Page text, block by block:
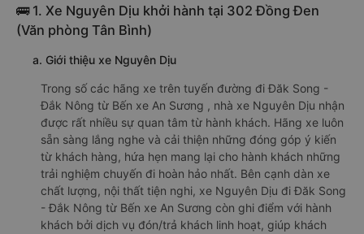
🚌 1. Xe Nguyên Dịu khởi hành tại 302 Đồng Đen
(Văn phòng Tân Bình)
a. Giới thiệu xe Nguyên Dịu
Trong số các hãng xe trên tuyến đường đi Đăk Song -
Đắk Nông từ Bến xe An Sương , nhà xe Nguyên Dịu nhận
được rất nhiều sự quan tâm từ hành khách. Hãng xe luôn
sẵn sàng lắng nghe và cải thiện những đóng góp ý kiến
từ khách hàng, hứa hẹn mang lại cho hành khách những
trải nghiệm chuyến đi hoàn hảo nhất. Bên cạnh dàn xe
chất lượng, nội thất tiện nghi, xe Nguyên Dịu đi Đăk Song
- Đắk Nông từ Bến xe An Sương còn ghi điểm với hành
khách bởi dịch vụ đón/trả khách linh hoạt, giúp khách